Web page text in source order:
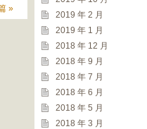
»
2019 年 2 月
2019 年 1 月
2018 年 12 月
2018 年 9 月
2018 年 7 月
2018 年 6 月
2018 年 5 月
2018 年 3 月